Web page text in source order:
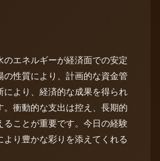
のエネルギーが経済面での安定
の性質により、計画的な資金管
により、経済的な成果を得られ
。衝動的な支出は控え、長期的
ることが重要です。今日の経験
より豊かな彩りを添えてくれる